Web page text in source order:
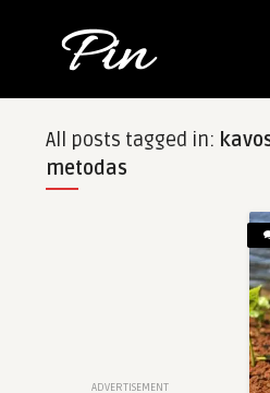
All posts tagged in:
metodas
ADVERTISEMENT